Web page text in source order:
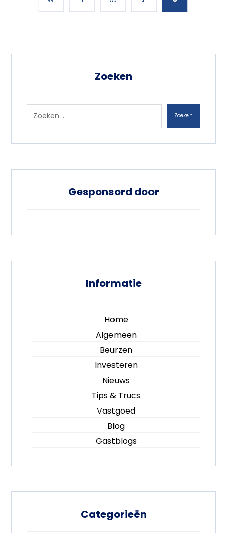
Zoeken
Zoeken
Gesponsord door
Informatie
Home
Algemeen
Beurzen
Investeren
Nieuws
Tips & Trucs
Vastgoed
Blog
Gastblogs
Categorieën